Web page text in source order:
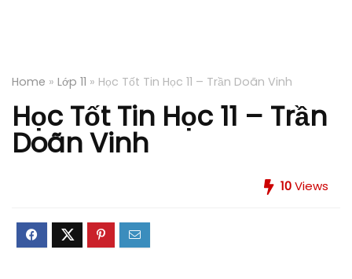
Home » Lớp 11 » Học Tốt Tin Học 11 – Trần Doãn Vinh
Học Tốt Tin Học 11 – Trần
Doãn Vinh
10Views